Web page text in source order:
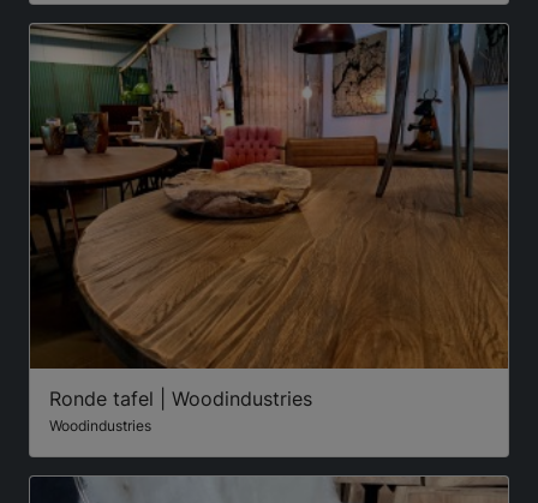
Ronde tafel | Woodindustries
Woodindustries